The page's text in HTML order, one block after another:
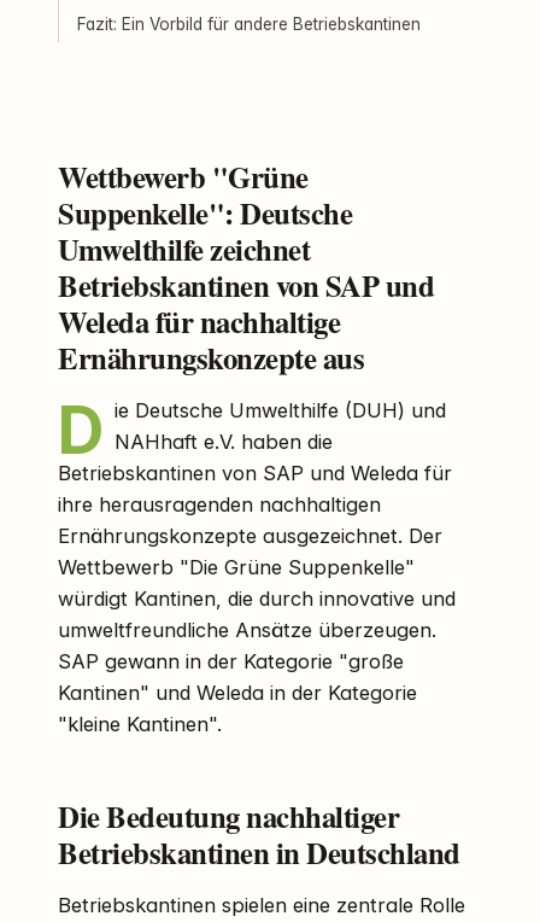
Fazit: Ein Vorbild für andere Betriebskantinen
Wettbewerb "Grüne
Suppenkelle": Deutsche
Umwelthilfe zeichnet
Betriebskantinen von SAP und
Weleda für nachhaltige
Ernährungskonzepte aus
D ie Deutsche Umwelthilfe (DUH) und
NAHhaft e.V. haben die
Betriebskantinen von SAP und Weleda für
ihre herausragenden nachhaltigen
Ernährungskonzepte ausgezeichnet. Der
Wettbewerb "Die Grüne Suppenkelle"
würdigt Kantinen, die durch innovative und
umweltfreundliche Ansätze überzeugen.
SAP gewann in der Kategorie "große
Kantinen" und Weleda in der Kategorie
"kleine Kantinen".
Die Bedeutung nachhaltiger
Betriebskantinen in Deutschland
Betriebskantinen spielen eine zentrale Rolle